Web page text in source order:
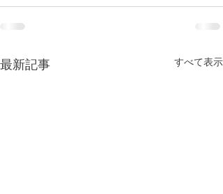
最新記事 すべて表示